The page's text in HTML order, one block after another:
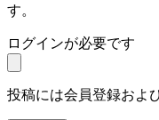
す。
ログインが必要です
投稿には会員登録およ